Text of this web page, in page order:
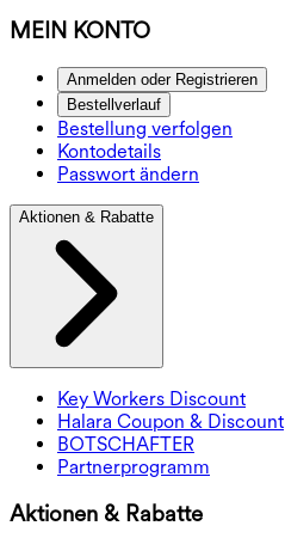
MEIN KONTO
Anmelden oder Registrieren
Bestellverlauf
Bestellung verfolgen
Kontodetails
Passwort ändern
Aktionen & Rabatte
Key Workers Discount
Halara Coupon & Discount
BOTSCHAFTER
Partnerprogramm
Aktionen & Rabatte